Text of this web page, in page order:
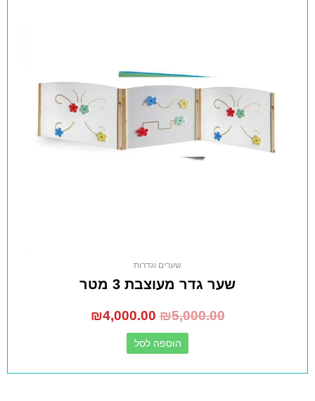
שערים וגדרות
שער גדר מעוצבת 3 מטר
₪5,000.00
₪4,000.00
הוספה לסל